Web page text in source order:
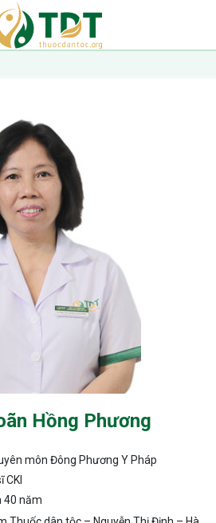
Hồng Phương
môn Đông Phương Y Pháp
CKI
40 năm